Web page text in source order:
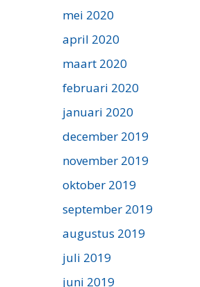
mei 2020
april 2020
maart 2020
februari 2020
januari 2020
december 2019
november 2019
oktober 2019
september 2019
augustus 2019
juli 2019
juni 2019